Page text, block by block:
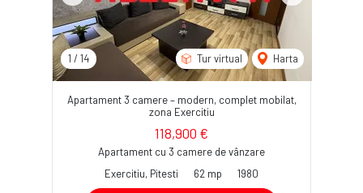
1 / 14 Tur virtual Harta
Apartament 3 camere – modern, complet mobilat,
zona Exercitiu
118,900 €
Apartament cu 3 camere de vânzare
Exercitiu, Pitesti
62 mp 1980